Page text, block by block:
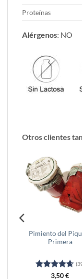
Proteínas
Alérgenos: NO
Otros clientes
Pimiento del
Primera
Valorado
3,50€